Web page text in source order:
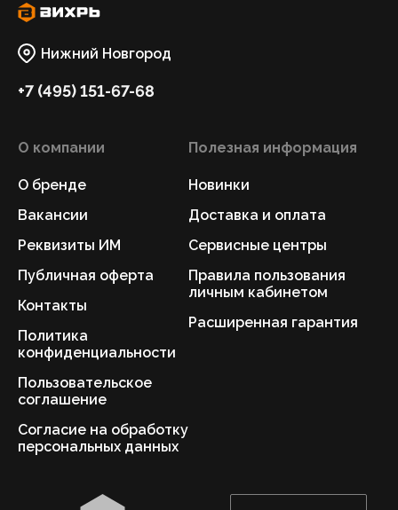
Нижний Новгород
+7 (495) 151-67-68
О компании
О бренде
Вакансии
Реквизиты ИМ
Публичная оферта
Контакты
Политика
конфиденциальности
Пользовательское
соглашение
Согласие на обработку
персональных данных
Полезная информация
Новинки
Доставка и оплата
Сервисные центры
Правила пользования
личным кабинетом
Расширенная гарантия